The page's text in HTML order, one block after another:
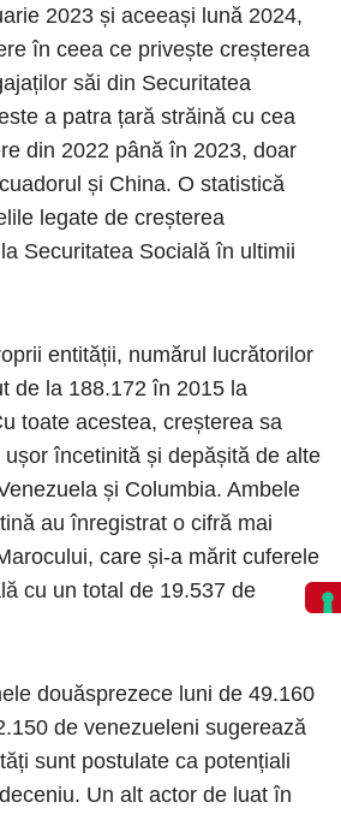
2023 și aceeași lună 2024,
în ceea ce privește creșterea
săi din Securitatea
a patra țară străină cu cea
din 2022 până în 2023, doar
și China. O statistică
legate de creșterea
Securitatea Socială în ultimii
entității, numărul lucrătorilor
de la 188.172 în 2015 la
toate acestea, creșterea sa
încetinită și depășită de alte
și Columbia. Ambele
au înregistrat o cifră mai
care și-a mărit cuferele
cu un total de 19.537 de
douăsprezece luni de 49.160
de venezueleni sugerează
sunt postulate ca potențiali
Un alt actor de luat în